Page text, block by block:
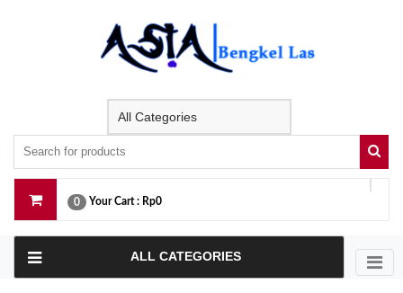
0 Your Cart : Rp0
ALL CATEGORIES